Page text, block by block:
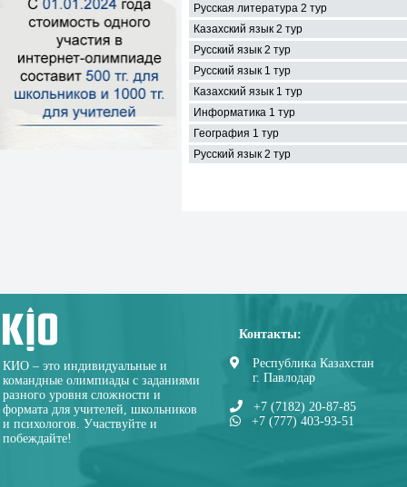
Русская литература 2 тур
Казахский язык 2 тур
Русский язык 2 тур
Русский язык 1 тур
Казахский язык 1 тур
Информатика 1 тур
География 1 тур
Русский язык 2 тур
КИО – это индивидуальные и
командные олимпиады с заданиями
разного уровня сложности и
формата для учителей, школьников
и психологов. Участвуйте и
побеждайте!
Контакты:
Республика Казахстан
г. Павлодар
+7 (7182) 20-87-85
+7 (777) 403-93-51